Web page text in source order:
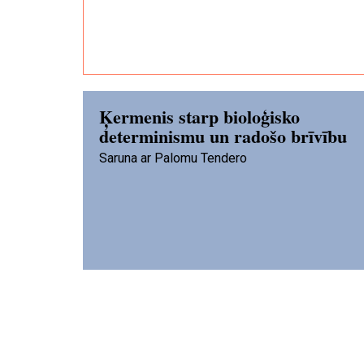
Ķermenis starp bioloģisko
determinismu un radošo brīvību
Saruna ar Palomu Tendero